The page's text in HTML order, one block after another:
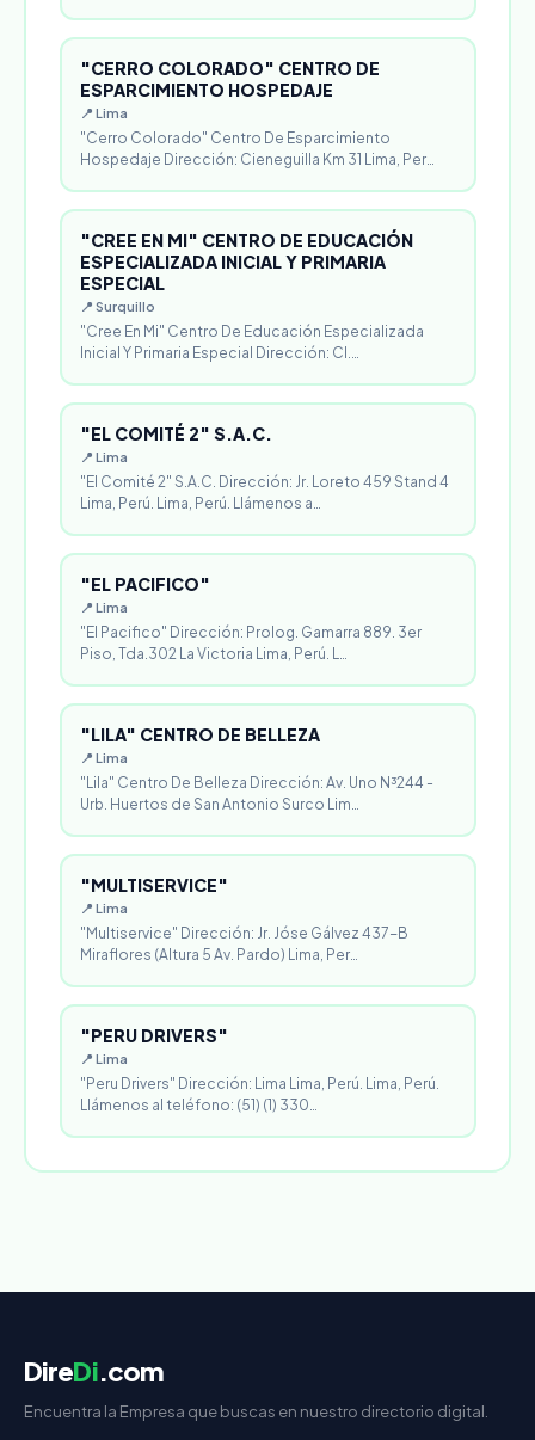
"CERRO COLORADO" CENTRO DE
ESPARCIMIENTO HOSPEDAJE
📍 Lima
"Cerro Colorado" Centro De Esparcimiento
Hospedaje Dirección: Cieneguilla Km 31 Lima, Per…
"CREE EN MI" CENTRO DE EDUCACIÓN
ESPECIALIZADA INICIAL Y PRIMARIA
ESPECIAL
📍 Surquillo
"Cree En Mi" Centro De Educación Especializada
Inicial Y Primaria Especial Dirección: Cl.…
"EL COMITÉ 2" S.A.C.
📍 Lima
"El Comité 2" S.A.C. Dirección: Jr. Loreto 459 Stand 4
Lima, Perú. Lima, Perú. Llámenos a…
"EL PACIFICO"
📍 Lima
"El Pacifico" Dirección: Prolog. Gamarra 889. 3er
Piso, Tda.302 La Victoria Lima, Perú. L…
"LILA" CENTRO DE BELLEZA
📍 Lima
"Lila" Centro De Belleza Dirección: Av. Uno N³244 -
Urb. Huertos de San Antonio Surco Lim…
"MULTISERVICE"
📍 Lima
"Multiservice" Dirección: Jr. Jóse Gálvez 437-B
Miraflores (Altura 5 Av. Pardo) Lima, Per…
"PERU DRIVERS"
📍 Lima
"Peru Drivers" Dirección: Lima Lima, Perú. Lima, Perú.
Llámenos al teléfono: (51) (1) 330…
DireDi.com
Encuentra la Empresa que buscas en nuestro directorio digital.